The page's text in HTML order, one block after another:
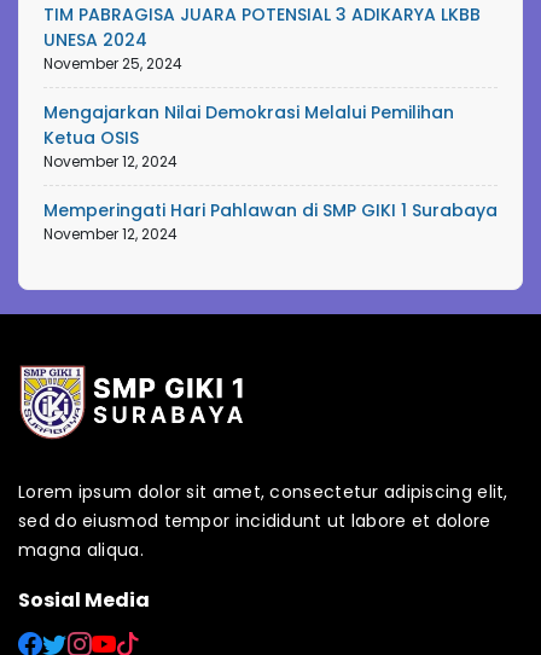
TIM PABRAGISA JUARA POTENSIAL 3 ADIKARYA LKBB
UNESA 2024
November 25, 2024
Mengajarkan Nilai Demokrasi Melalui Pemilihan
Ketua OSIS
November 12, 2024
Memperingati Hari Pahlawan di SMP GIKI 1 Surabaya
November 12, 2024
Lorem ipsum dolor sit amet, consectetur adipiscing elit,
sed do eiusmod tempor incididunt ut labore et dolore
magna aliqua.
Sosial Media